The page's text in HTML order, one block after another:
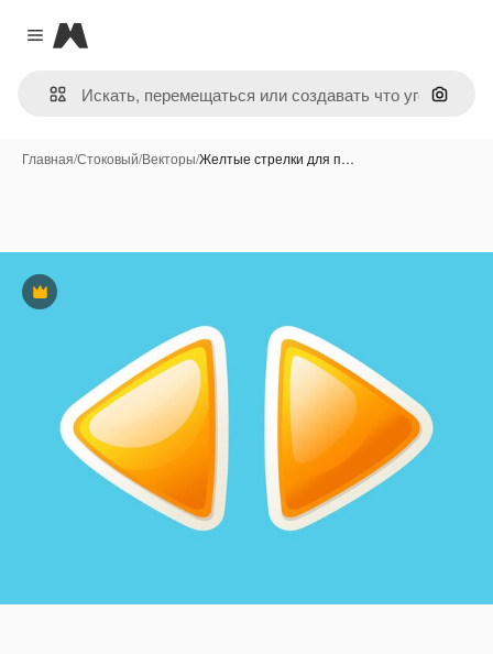
Close menu
Magnific
Поиск
Главная/Стоковый/Векторы/Желтые стрелки для п…
Премиум